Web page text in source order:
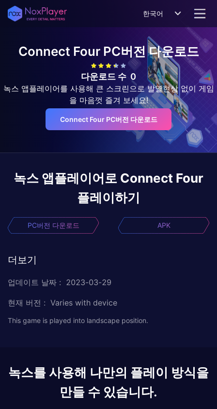
한국어
Connect FourPC버전 다운로드
다운로드 수 0
녹스 앱플레이어를 사용해 큰 스크린으로 발열현상 없이 게임
을 마음껏 즐겨 보세요!
Connect Four PC버전 다운로드
녹스 앱플레이어로 Connect Four
플레이하기
PC버전 다운로드 APK
더보기
업데이트 날짜 : 2023-03-29
현재 버전 : Varies with device
This game is played into landscape position.
녹스를 사용해 나만의 플레이 방식을
만들 수 있습니다.